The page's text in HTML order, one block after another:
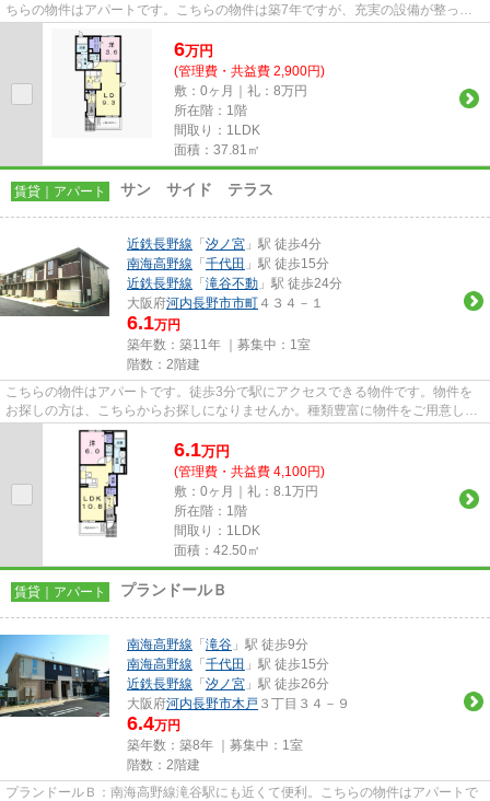
ちらの物件はアパートです。こちらの物件は築7年ですが、充実の設備が整って
います。徒歩13分で駅へのアク...
6万円
(管理費・共益費 2,900円)
敷：0ヶ月｜礼：8万円
所在階：1階
間取り：1LDK
面積：37.81㎡
賃貸｜アパート サン サイド テラス
近鉄長野線 「 汐ノ宮 」駅 徒歩4分
南海高野線 「 千代田 」駅 徒歩15分
近鉄長野線 「 滝谷不動 」駅 徒歩24分
大阪府河内長野市市町 ４３４－１
6.1万円
築年数：築11年 ｜募集中： 1室
階数：2階建
こちらの物件はアパートです。徒歩3分で駅にアクセスできる物件です。物件を
お探しの方は、こちらからお探しになりませんか。種類豊富に物件をご用意し
て、お待ちしております。
6.1万円
(管理費・共益費 4,100円)
敷：0ヶ月｜礼：8.1万円
所在階：1階
間取り：1LDK
面積：42.50㎡
賃貸｜アパート プランドールＢ
南海高野線 「 滝谷 」駅 徒歩9分
南海高野線 「 千代田 」駅 徒歩15分
近鉄長野線 「 汐ノ宮 」駅 徒歩26分
大阪府河内長野市木戸 ３丁目３４－９
6.4万円
築年数：築8年 ｜募集中： 1室
階数：2階建
プランドールＢ：南海高野線滝谷駅にも近くて便利。こちらの物件はアパートで